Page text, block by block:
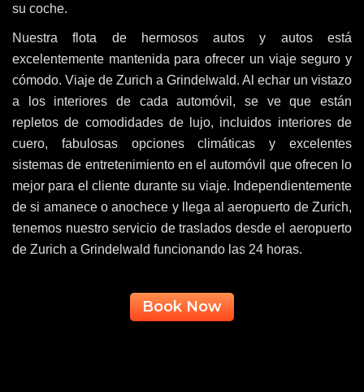
su coche.
Nuestra flota de hermosos autos y autos está
excelentemente mantenida para ofrecer un viaje seguro y
cómodo. Viaje de Zurich a Grindelwald. Al echar un vistazo
a los interiores de cada automóvil, se ve que están
repletos de comodidades de lujo, incluidos interiores de
cuero, fabulosas opciones climáticas y excelentes
sistemas de entretenimiento en el automóvil que ofrecen lo
mejor para el cliente durante su viaje. Independientemente
de si amanece o anochece y llega al aeropuerto de Zurich,
tenemos nuestro servicio de traslados desde el aeropuerto
de Zurich a Grindelwald funcionando las 24 horas.
Book Now